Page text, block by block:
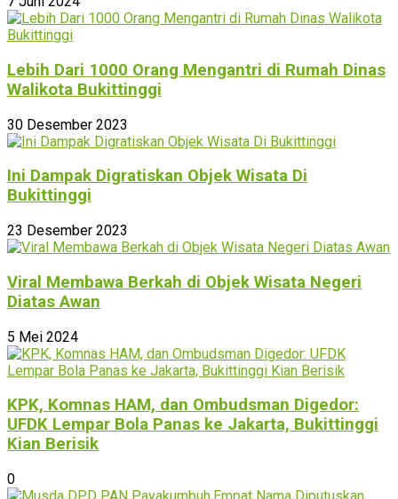
Lebih Dari 1000 Orang Mengantri di Rumah Dinas
Walikota Bukittinggi
30 Desember 2023
Ini Dampak Digratiskan Objek Wisata Di
Bukittinggi
23 Desember 2023
Viral Membawa Berkah di Objek Wisata Negeri
Diatas Awan
5 Mei 2024
KPK, Komnas HAM, dan Ombudsman Digedor:
UFDK Lempar Bola Panas ke Jakarta, Bukittinggi
Kian Berisik
0